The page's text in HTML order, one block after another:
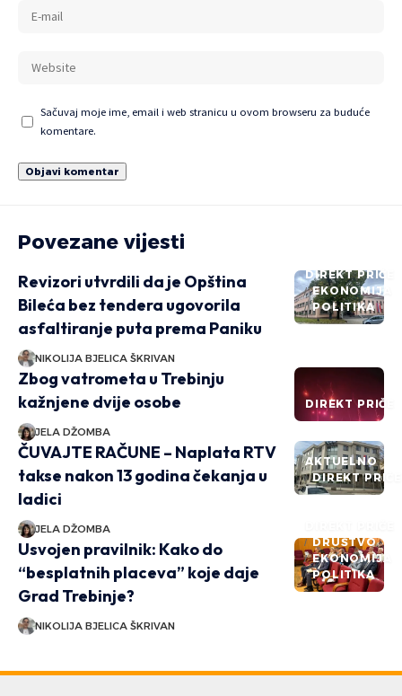
Sačuvaj moje ime, email i web stranicu u ovom browseru za buduće
komentare.
Povezane vijesti
DIREKT PRIČE
EKONOMIJA
POLITIKA
Revizori utvrdili da je Opština
Bileća bez tendera ugovorila
asfaltiranje puta prema Paniku
NIKOLIJA BJELICA ŠKRIVAN
DIREKT PRIČE
Zbog vatrometa u Trebinju
kažnjene dvije osobe
JELA DŽOMBA
AKTUELNO
DIREKT PRIČE
ČUVAJTE RAČUNE – Naplata RTV
takse nakon 13 godina čekanja u
ladici
JELA DŽOMBA
DRUŠTVO
EKONOMIJA
POLITIKA
Usvojen pravilnik: Kako do
“besplatnih placeva” koje daje
Grad Trebinje?
NIKOLIJA BJELICA ŠKRIVAN